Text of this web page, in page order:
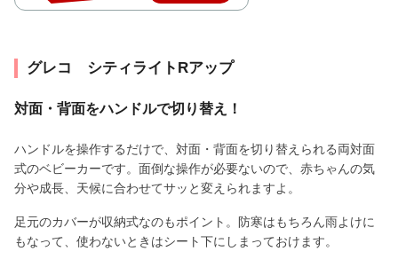
グレコ シティライトRアップ
対面・背面をハンドルで切り替え！
ハンドルを操作するだけで、対面・背面を切り替えられる両対面
式のベビーカーです。面倒な操作が必要ないので、赤ちゃんの気
分や成長、天候に合わせてサッと変えられますよ。
足元のカバーが収納式なのもポイント。防寒はもちろん雨よけに
もなって、使わないときはシート下にしまっておけます。